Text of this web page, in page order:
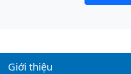
Giới thiệu